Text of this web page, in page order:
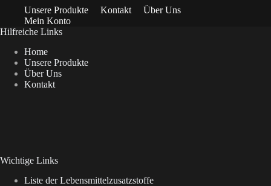
Unsere Produkte Kontakt
Über Uns
Mein Konto
Hilfreiche Links
Home
Unsere Produkte
Über Uns
Kontakt
Wichtige Links
Liste der Lebensmittelzusatzstoffe